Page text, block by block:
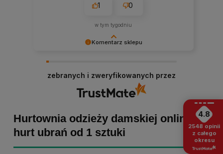
Komentarz sklepu
skrzydeł, dlatego tym bardziej cieszymy się, że
zakup przebiegł pomyślnie. Obiecujemy
utrzymać dobrą passę - zapraszamy ponownie! :)
1 0
w tym tygodniu
zebranych i zweryfikowanych przez
Hurtownia odzieży damskiej online -
hurt ubrań od 1 sztuki
4.8
2548 opinii
z całego
okresu